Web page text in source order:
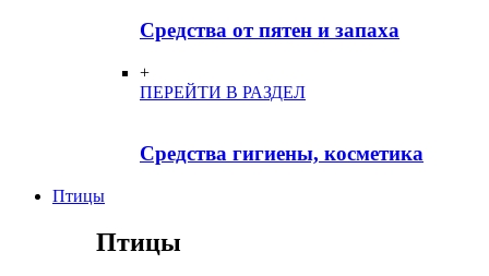
Средства от пятен и запаха
+
ПЕРЕЙТИ В РАЗДЕЛ
Средства гигиены, косметика
Птицы
Птицы